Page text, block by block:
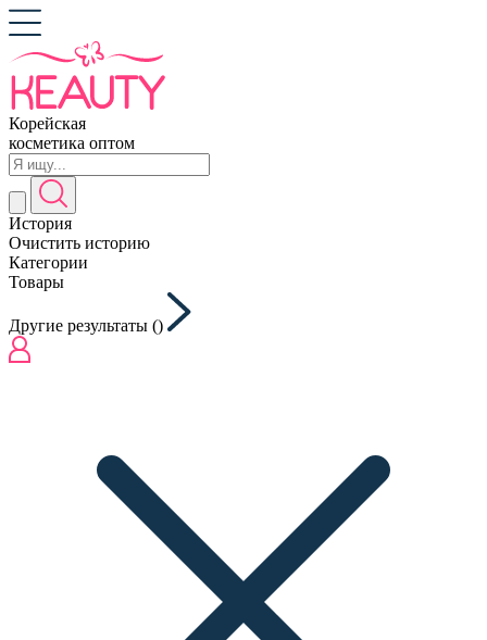
Корейская
косметика оптом
История
Очистить историю
Категории
Товары
Другие результаты ()